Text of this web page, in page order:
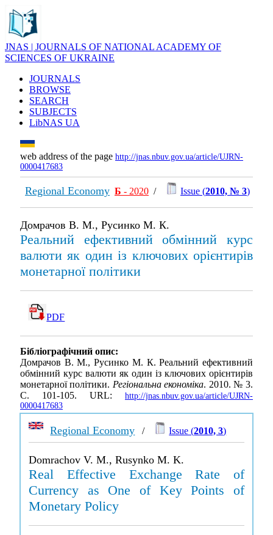
JNAS | JOURNALS OF NATIONAL ACADEMY OF
SCIENCES OF UKRAINE
JOURNALS
BROWSE
SEARCH
SUBJECTS
LibNAS UA
web address of the page http://jnas.nbuv.gov.ua/article/UJRN-
0000417683
Regional Economy Б - 2020 / Issue (2010, № 3)
Домрачов В. М., Русинко М. К.
Реальний ефективний обмінний курс
валюти як один із ключових орієнтирів
монетарної політики
PDF
Бібліографічний опис:
Домрачов В. М., Русинко М. К. Реальний ефективний
обмінний курс валюти як один із ключових орієнтирів
монетарної політики. Регіональна економіка. 2010. № 3.
С. 101-105. URL: http://jnas.nbuv.gov.ua/article/UJRN-
0000417683
Regional Economy / Issue (2010, 3)
Domrachov V. M., Rusynko M. K.
Real Effective Exchange Rate of
Currency as One of Key Points of
Monetary Policy